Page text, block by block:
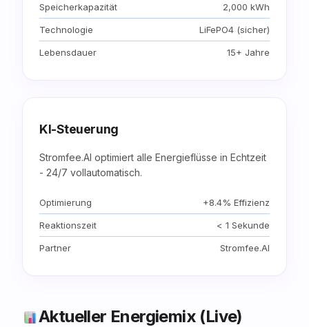
Speicherkapazität 2,000 kWh
Technologie LiFePO4 (sicher)
Lebensdauer 15+ Jahre
KI-Steuerung
Stromfee.AI optimiert alle Energieflüsse in Echtzeit
- 24/7 vollautomatisch.
Optimierung +8.4% Effizienz
Reaktionszeit < 1 Sekunde
Partner Stromfee.AI
Aktueller Energiemix (Live)